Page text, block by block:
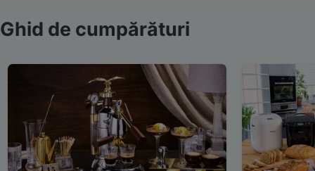
Ghid de cumpărături